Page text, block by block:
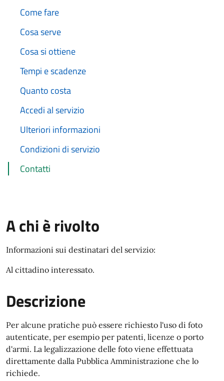
Come fare
Cosa serve
Cosa si ottiene
Tempi e scadenze
Quanto costa
Accedi al servizio
Ulteriori informazioni
Condizioni di servizio
Contatti
A chi è rivolto
Informazioni sui destinatari del servizio:
Al cittadino interessato.
Descrizione
Per alcune pratiche può essere richiesto l'uso di foto
autenticate, per esempio per patenti, licenze o porto
d'armi. La legalizzazione delle foto viene effettuata
direttamente dalla Pubblica Amministrazione che lo
richiede.